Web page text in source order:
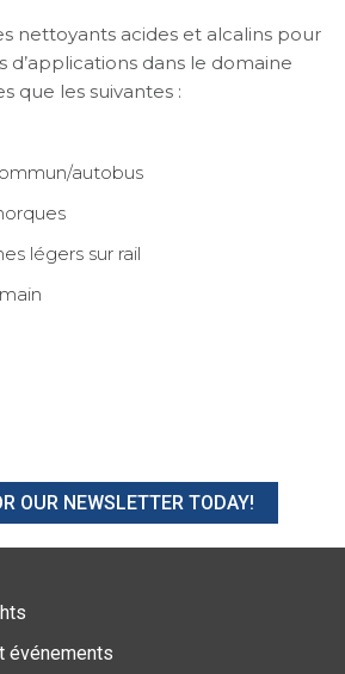
nettoyants acides et alcalins pour
dans le domaine
que les suivantes :
autobus
légers sur rail
OUR NEWSLETTER TODAY!
événements